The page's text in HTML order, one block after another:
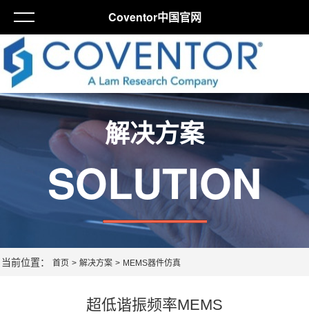
Coventor中国官网
解决方案
SOLUTION
当前位置： 首页 > 解决方案 > MEMS器件仿真
超低谐振频率MEMS